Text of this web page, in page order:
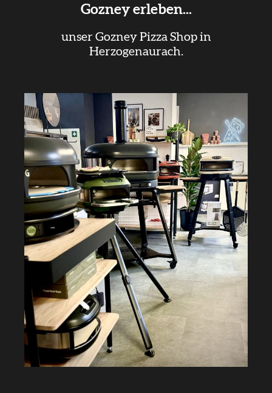
Gozney erleben...
unser Gozney Pizza Shop in
Herzogenaurach.